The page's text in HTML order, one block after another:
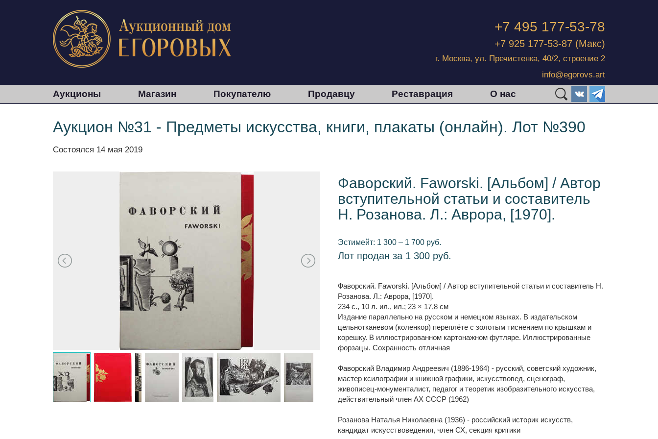
+7 495 177-53-78
+7 925 177-53-87 (Макс)
г. Москва, ул. Пречистенка, 40/2, строение 2
info@egorovs.art
Аукционы Магазин Покупателю Продавцу Реставрация О нас
Аукцион №31 - Предметы искусства, книги, плакаты (онлайн). Лот №390
Состоялся 14 мая 2019
Фаворский. Faworski. [Альбом] / Автор
вступительной статьи и составитель
Н. Розанова. Л.: Аврора, [1970].
Эстимейт: 1 300 – 1 700 руб.
Лот продан за 1 300 руб.
Фаворский. Faworski. [Альбом] / Автор вступительной статьи и составитель Н.
Розанова. Л.: Аврора, [1970].
234 с., 10 л. ил., ил.; 23 × 17,8 см
Издание параллельно на русском и немецком языках. В издательском
цельнотканевом (коленкор) переплёте с золотым тиснением по крышкам и
корешку. В иллюстрированном картонажном футляре. Иллюстрированные
форзацы. Сохранность отличная
Фаворский Владимир Андреевич (1886-1964) - русский, советский художник,
мастер ксилографии и книжной графики, искусствовед, сценограф,
живописец-монументалист, педагог и теоретик изобразительного искусства,
действительный член АХ СССР (1962)
Розанова Наталья Николаевна (1936) - российский историк искусств,
кандидат искусствоведения, член СХ, секция критики